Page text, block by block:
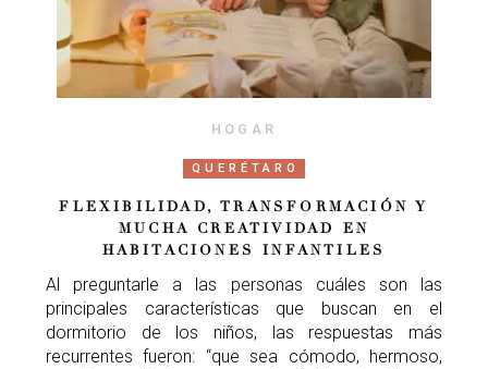
HOGAR
QUERÉTARO
FLEXIBILIDAD, TRANSFORMACIÓN Y
MUCHA CREATIVIDAD EN
HABITACIONES INFANTILES
Al preguntarle a las personas cuáles son las
principales características que buscan en el
dormitorio de los niños, las respuestas más
recurrentes fueron: “que sea cómodo, hermoso,